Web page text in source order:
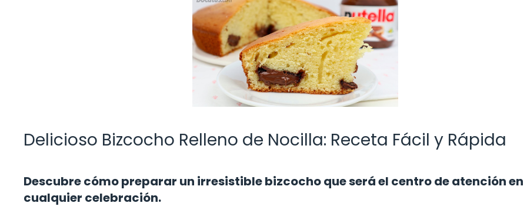
Delicioso Bizcocho Relleno de Nocilla: Receta Fácil y Rápida
Descubre cómo preparar un irresistible bizcocho que será el centro de atención en
cualquier celebración.